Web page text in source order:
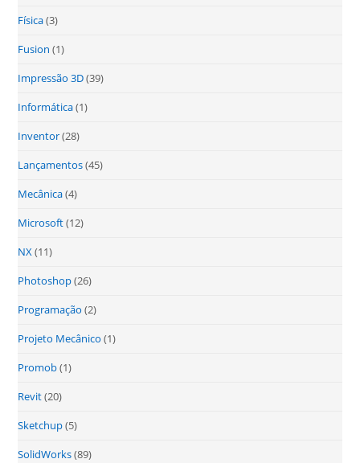
Física(3)
Fusion (1)
Impressão 3D(39)
Informática(1)
Inventor(28)
Lançamentos(45)
Mecânica(4)
Microsoft(12)
NX(11)
Photoshop(26)
Programação (2)
Projeto Mecânico (1)
Promob(1)
Revit(20)
Sketchup(5)
SolidWorks(89)